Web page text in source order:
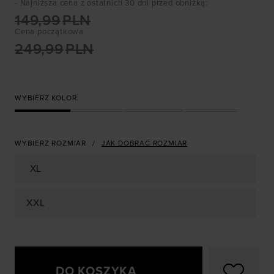
Cena początkowa
249,99PLN
149,99PLN
- Najniższa cena z ostatnich 30 dni przed obniżką:
WYBIERZ KOLOR:
WYBIERZ ROZMIAR JAK DOBRAĆ ROZMIAR
XL
XXL